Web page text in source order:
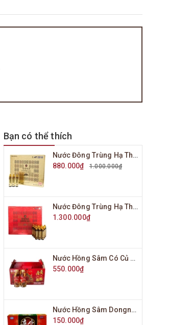
Bạn có thể thích
Nước Đông Trùng Hạ Thảo Bio Science Hàn Quốc Hộp Vàng 20 Ống x 20ml
880.000₫
1.000.000₫
Nước Đông Trùng Hạ Thảo Bio Science Hàn Quốc Hộp Đỏ 20 Ống x 20ml
1.300.000₫
Nước Hồng Sâm Có Củ Won Ki Sam Hàn Quốc Hộp 10 Chai x 120ml
550.000₫
Nước Hồng Sâm Dongnam Medics Hàn Quốc Hộp 10 Chai x 100ml
150.000₫